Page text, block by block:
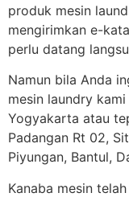
produk mesin
mengirimkan e-
perlu datang
Namun bila Anda
mesin laundry
Yogyakarta atau
Padangan Rt 02,
Piyungan, Bantul,
Kanaba mesin